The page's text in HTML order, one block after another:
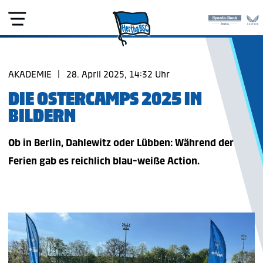
AKADEMIE 28. April 2025, 14:32 Uhr
DIE OSTERCAMPS 2025 IN
BILDERN
Ob in Berlin, Dahlewitz oder Lübben: Während der
Ferien gab es reichlich blau-weiße Action.